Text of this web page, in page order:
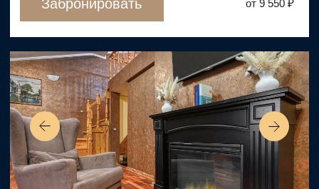
Просторный номер разделен на две отдельные
комнаты, в каждой — двухместная кровать и вся
необходимая мебель.
от 7 600 ₽
4 гостя 2 кровати
Забронировать